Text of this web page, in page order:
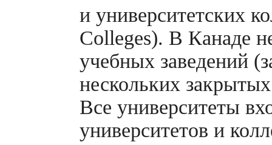
и университетских
Colleges). В Канаде
учебных заведений
нескольких
Все университеты
университетов и